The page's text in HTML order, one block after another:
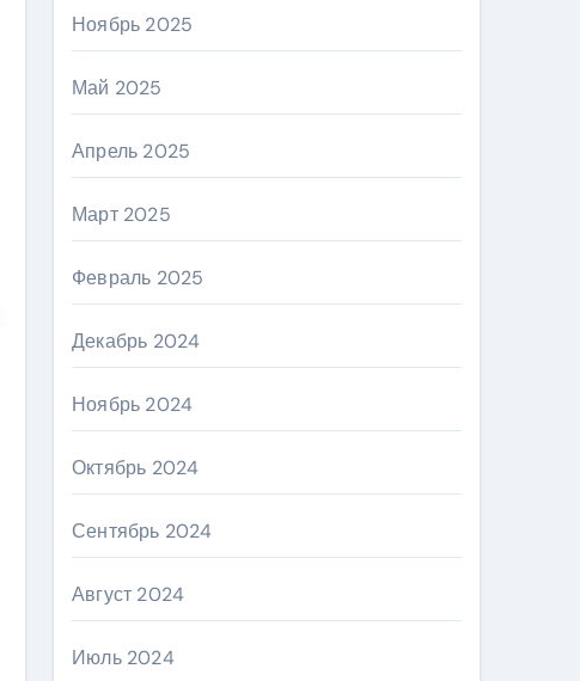
Ноябрь 2025
Май 2025
Апрель 2025
Март 2025
Февраль 2025
Декабрь 2024
Ноябрь 2024
Октябрь 2024
Сентябрь 2024
Август 2024
Июль 2024